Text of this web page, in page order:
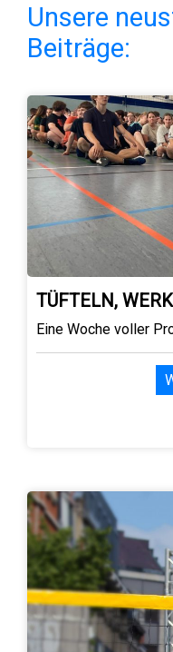
Unsere
Beiträge:
TÜFTELN,
Eine Woche voller